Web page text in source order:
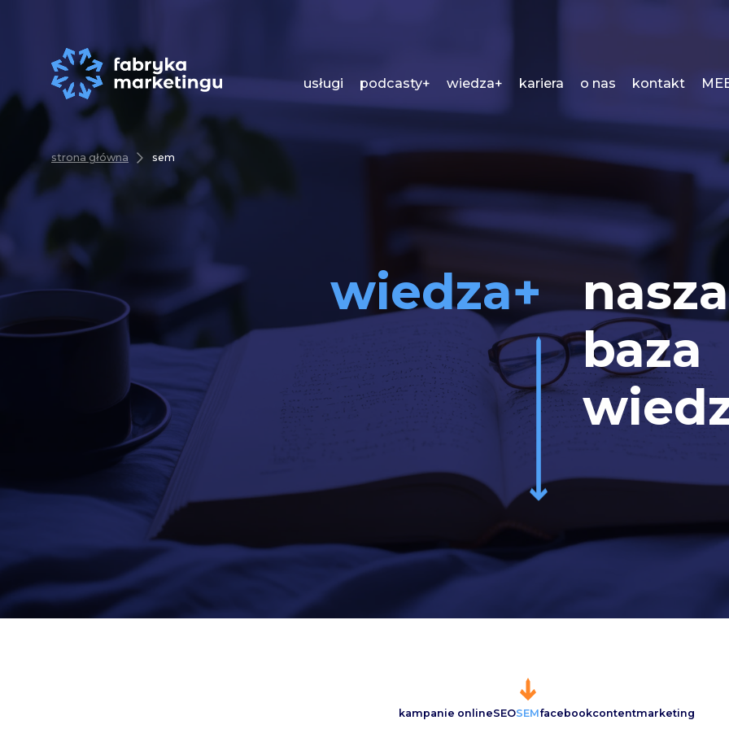
usługi podcasty+ wiedza+ kariera o nas kontakt
strona główna sem
wiedza+
nasza
baza
kampanie onlineSEOSEMfacebookcontentmarketing